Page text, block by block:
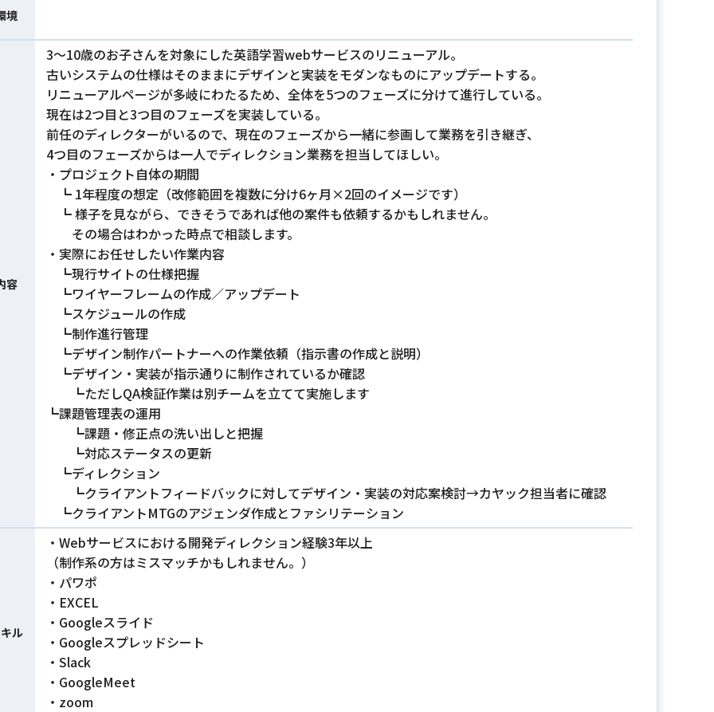
境
容
3〜10歳のお子さんを対象にした英語学習webサービスのリニューアル。
古いシステムの仕様はそのままにデザインと実装をモダンなものにアップデートする。
リニューアルページが多岐にわたるため、全体を5つのフェーズに分けて進行している。
現在は2つ目と3つ目のフェーズを実装している。
前任のディレクターがいるので、現在のフェーズから一緒に参画して業務を引き継ぎ、
4つ目のフェーズからは一人でディレクション業務を担当してほしい。
・プロジェクト自体の期間
┗ 1年程度の想定（改修範囲を複数に分け6ヶ月×2回のイメージです）
┗ 様子を見ながら、できそうであれば他の案件も依頼するかもしれません。
その場合はわかった時点で相談します。
・実際にお任せしたい作業内容
┗現行サイトの仕様把握
┗ワイヤーフレームの作成／アップデート
┗スケジュールの作成
┗制作進行管理
┗デザイン制作パートナーへの作業依頼（指示書の作成と説明）
┗デザイン・実装が指示通りに制作されているか確認
┗ただしQA検証作業は別チームを立てて実施します
┗課題管理表の運用
┗課題・修正点の洗い出しと把握
┗対応ステータスの更新
┗ディレクション
┗クライアントフィードバックに対してデザイン・実装の対応案検討→カヤック担当者に確認
┗クライアントMTGのアジェンダ作成とファシリテーション
ル
・Webサービスにおける開発ディレクション経験3年以上
（制作系の方はミスマッチかもしれません。）
・パワポ
・EXCEL
・Googleスライド
・Googleスプレッドシート
・Slack
・GoogleMeet
・zoom